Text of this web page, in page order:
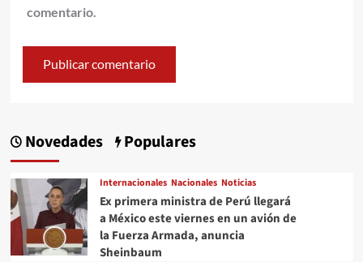
comentario.
Novedades Populares
Internacionales Nacionales Noticias
Ex primera ministra de Perú llegará
a México este viernes en un avión de
la Fuerza Armada, anuncia
Sheinbaum